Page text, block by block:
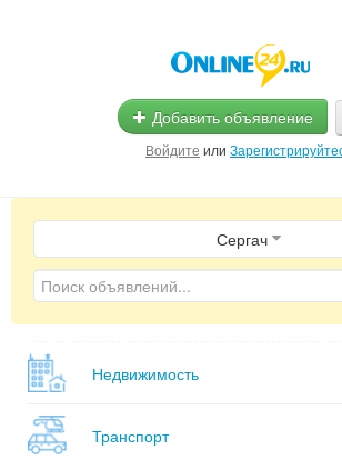
Добавить объявление
Войдите или
Главная
Помощь
Сергач
Недвижимость
Транспорт